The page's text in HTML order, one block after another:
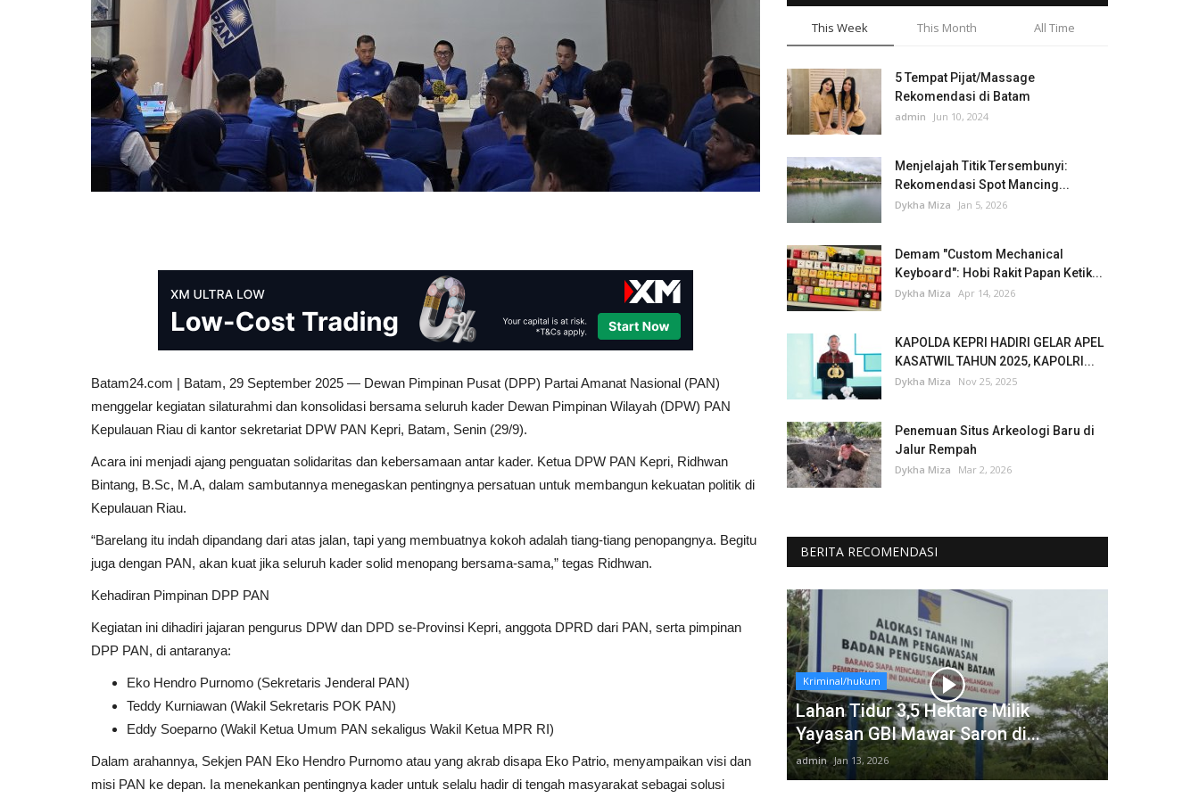
Batam24.com | Batam, 29 September 2025 — Dewan Pimpinan Pusat (DPP) Partai Amanat Nasional (PAN)
menggelar kegiatan silaturahmi dan konsolidasi bersama seluruh kader Dewan Pimpinan Wilayah (DPW) PAN
Kepulauan Riau di kantor sekretariat DPW PAN Kepri, Batam, Senin (29/9).
Acara ini menjadi ajang penguatan solidaritas dan kebersamaan antar kader. Ketua DPW PAN Kepri, Ridhwan
Bintang, B.Sc, M.A, dalam sambutannya menegaskan pentingnya persatuan untuk membangun kekuatan politik di
Kepulauan Riau.
“Barelang itu indah dipandang dari atas jalan, tapi yang membuatnya kokoh adalah tiang-tiang penopangnya. Begitu
juga dengan PAN, akan kuat jika seluruh kader solid menopang bersama-sama,” tegas Ridhwan.
Kehadiran Pimpinan DPP PAN
Kegiatan ini dihadiri jajaran pengurus DPW dan DPD se-Provinsi Kepri, anggota DPRD dari PAN, serta pimpinan
DPP PAN, di antaranya:
Eko Hendro Purnomo (Sekretaris Jenderal PAN)
Teddy Kurniawan (Wakil Sekretaris POK PAN)
Eddy Soeparno (Wakil Ketua Umum PAN sekaligus Wakil Ketua MPR RI)
Dalam arahannya, Sekjen PAN Eko Hendro Purnomo atau yang akrab disapa Eko Patrio, menyampaikan visi dan
misi PAN ke depan. Ia menekankan pentingnya kader untuk selalu hadir di tengah masyarakat sebagai solusi
This Week This Month All Time
5 Tempat Pijat/Massage
Rekomendasi di Batam
admin Jun 10, 2024
Menjelajah Titik Tersembunyi:
Rekomendasi Spot Mancing...
Dykha Miza Jan 5, 2026
Demam "Custom Mechanical
Keyboard": Hobi Rakit Papan Ketik...
Dykha Miza Apr 14, 2026
KAPOLDA KEPRI HADIRI GELAR APEL
KASATWIL TAHUN 2025, KAPOLRI...
Dykha Miza Nov 25, 2025
Penemuan Situs Arkeologi Baru di
Jalur Rempah
Dykha Miza Mar 2, 2026
BERITA RECOMENDASI
Kriminal/hukum
Lahan Tidur 3,5 Hektare Milik
Yayasan GBI Mawar Saron di...
admin Jan 13, 2026